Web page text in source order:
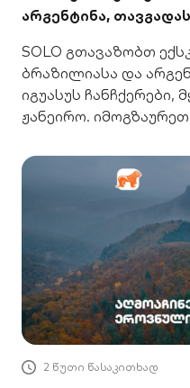
არგენტინა,
SOLO გთავაზობთ
ბრაზილიასა და
იგუასუს ჩანჩქერები,
ჟანეირო.
2 წუთი წასაკითხად